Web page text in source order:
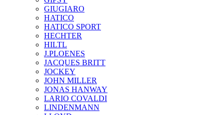
GIUGIARO
HATICO
HATICO SPORT
HECHTER
HILTL
J.PLOENES
JAСQUES BRITT
JOCKEY
JOHN MILLER
JONAS HANWAY
LARIO COVALDI
LINDENMANN